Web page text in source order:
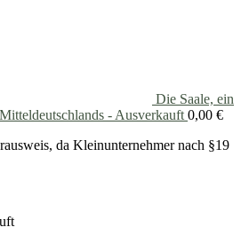
Die Saale, ein
- Ausverkauft 0,00 €
da Kleinunternehmer nach §19